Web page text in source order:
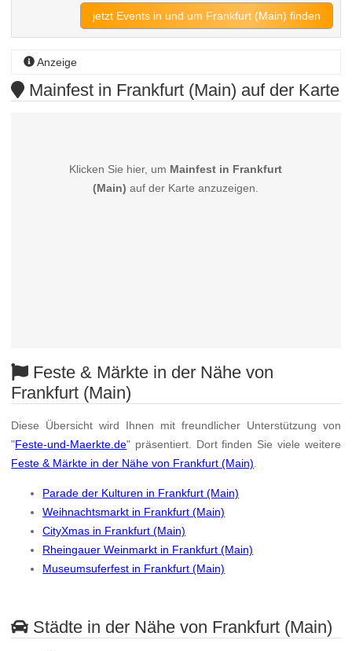
jetzt Events in und um Frankfurt (Main) finden
Anzeige
Mainfest in Frankfurt (Main) auf der Karte
Klicken Sie hier, um Mainfest in Frankfurt
(Main) auf der Karte anzuzeigen.
Feste & Märkte in der Nähe von
Frankfurt (Main)
Diese Übersicht wird Ihnen mit freundlicher Unterstützung von
"Feste-und-Maerkte.de" präsentiert. Dort finden Sie viele weitere
Feste & Märkte in der Nähe von Frankfurt (Main)
Parade der Kulturen in Frankfurt (Main)
Weihnachtsmarkt in Frankfurt (Main)
CityXmas in Frankfurt (Main)
Rheingauer Weinmarkt in Frankfurt (Main)
Museumsuferfest in Frankfurt (Main)
Städte in der Nähe von Frankfurt (Main)